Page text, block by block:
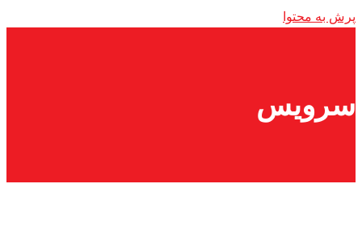
پرش به محتوا
سرویس